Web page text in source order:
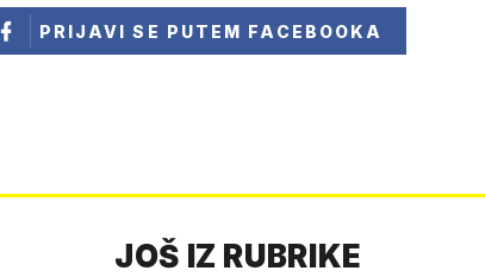
PRIJAVI SE PUTEM FACEBOOKA
JOŠ IZ RUBRIKE